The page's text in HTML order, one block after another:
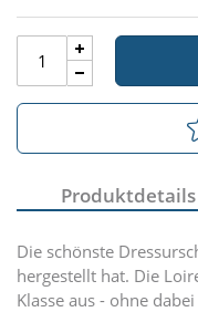
Produktdetails
Die schönste
hergestellt hat. Die
Klasse aus - ohne